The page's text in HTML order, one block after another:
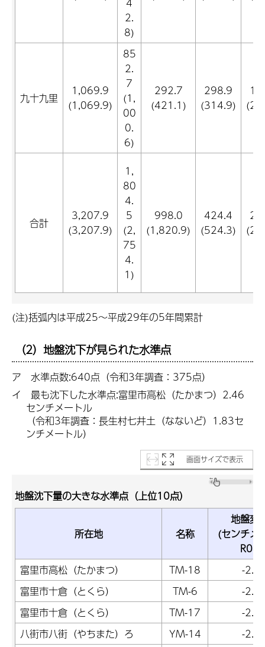
2.
8)
九十九里
1,069.9
(1,069.9)
85
2.
7
(1,
00
0.
6)
292.7
(421.1)
298.9
(314.9)
合計
3,207.9
(3,207.9)
1,
80
4.
5
(2,
75
4.
1)
998.0
(1,820.9)
424.4
(524.3)
(注)括弧内は平成25～平成29年の5年間累計
（2）地盤沈下が見られた水準点
ア 水準点数:640点（令和3年調査：375点）
イ 最も沈下した水準点:富里市高松（たかまつ）2.46
センチメートル
（令和3年調査：長生村七井土（なないど）1.83セ
ンチメートル）
画面サイズで表示
地盤沈下量の大きな水準点（上位10点）
所在地 名称
地盤変
(センチメ
R04
富里市高松（たかまつ）
TM-18
-
富里市十倉（とくら）
TM-6
-
富里市十倉（とくら）
TM-17
-
八街市八街（やちまた）ろ
YM-14
-